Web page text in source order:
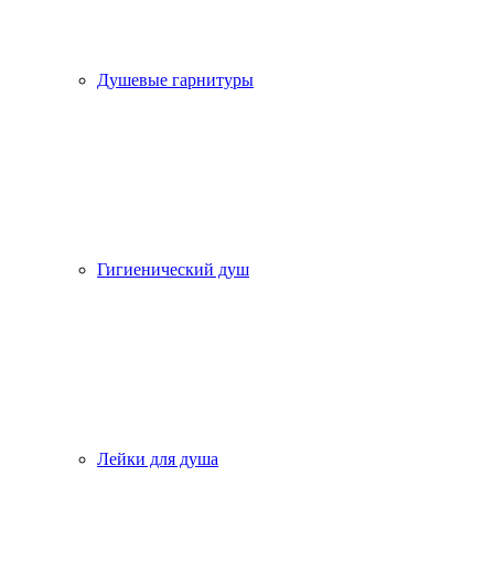
Душевые гарнитуры
Гигиенический душ
Лейки для душа